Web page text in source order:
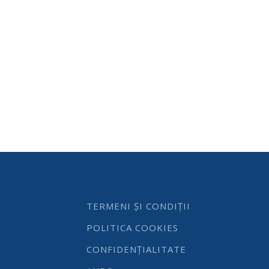
TERMENI ȘI CONDIȚII
POLITICA COOKIES
CONFIDENȚIALITATE